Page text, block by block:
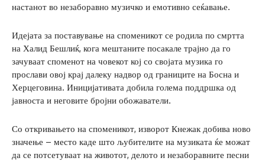
настанот во незаборавно музичко и емотивно сеќавање.
Идејата за поставување на споменикот се родила по смртта
на Халид Бешлиќ, кога мештаните посакале трајно да го
зачуваат споменот на човекот кој со својата музика го
прослави овој крај далеку надвор од границите на Босна и
Херцеговина. Иницијативата добила голема поддршка од
јавноста и неговите бројни обожаватели.
Со откривањето на споменикот, изворот Кнежак добива ново
значење – место каде што љубителите на музиката ќе можат
да се потсетуваат на животот, делото и незаборавните песни